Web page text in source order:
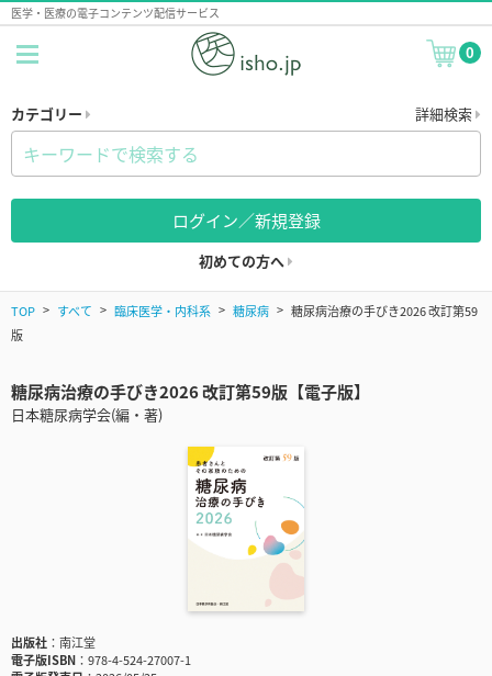
医学・医療の電子コンテンツ配信サービス
0
カテゴリー 詳細検索
ログイン／新規登録
初めての方へ
TOP すべて 臨床医学・内科系 糖尿病
糖尿病治療の手びき2026 改訂第59
版
糖尿病治療の手びき2026 改訂第59版【電子版】
日本糖尿病学会(編・著)
出版社
南江堂
電子版ISBN
978-4-524-27007-1